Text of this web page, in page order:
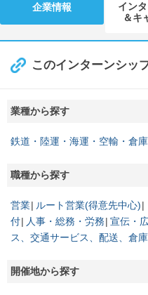
企業情報
イン
＆キ
このインターンシッ
業種から探す
鉄道・陸運・海運・空輸・倉庫
職種から探す
営業 ルート営業(得意先中心)
付
人事・総務・労務 宣伝・
ス、交通サービス、配送、倉
開催地から探す